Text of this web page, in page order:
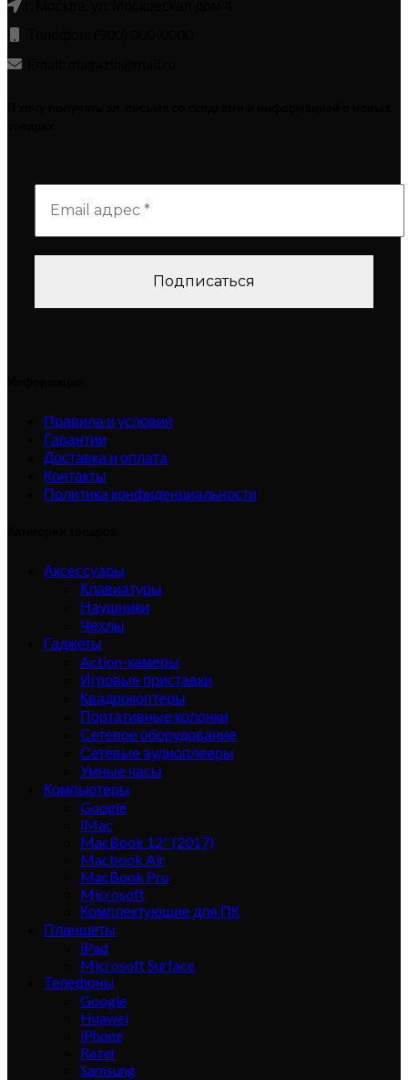
Правила и условия
Гарантии
Доставка и оплата
Контакты
Политика конфиденциальности
Аксессуары
Клавиатуры
Наушники
Чехлы
Гаджеты
Action-камеры
Игровые приставки
Квадрокоптеры
Портативные колонки
Сетевое оборудование
Сетевые аудиоплееры
Умные часы
Компьютеры
Google
iMac
MacBook 12" (2017)
Macbook Air
MacBook Pro
Microsoft
Комплектующие для ПК
Планшеты
iPad
Microsoft Surface
Телефоны
Google
Huawei
iPhone
Razer
Samsung